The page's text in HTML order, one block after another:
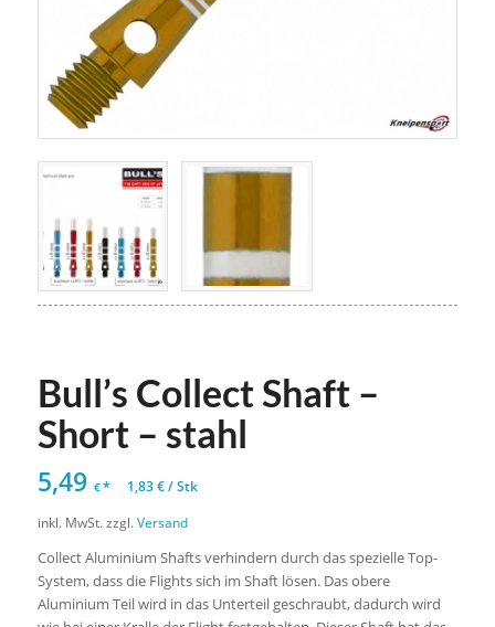
Bull’s Collect Shaft –
Short – stahl
5,49 €* 1,83€/Stk
inkl. MwSt. zzgl. Versand
Collect Aluminium Shafts verhindern durch das spezielle Top-
System, dass die Flights sich im Shaft lösen. Das obere
Aluminium Teil wird in das Unterteil geschraubt, dadurch wird